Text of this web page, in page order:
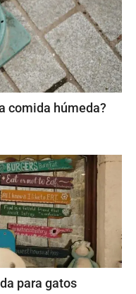
comida húmeda?
para gatos